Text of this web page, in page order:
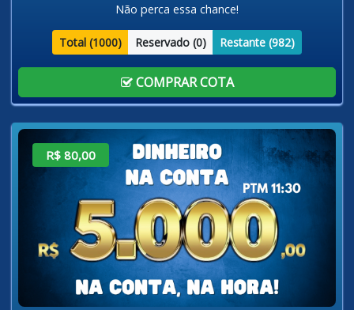
Não perca essa chance!
Total (1000) Reservado (0) Restante (982)
COMPRAR COTA
R$ 80,00